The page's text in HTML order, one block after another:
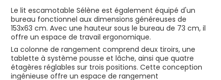
Le lit escamotable Sélène est également équipé d'un
bureau fonctionnel aux dimensions généreuses de
153x63 cm. Avec une hauteur sous le bureau de 73 cm, il
offre un espace de travail ergonomique.
La colonne de rangement comprend deux tiroirs, une
tablette à système pousse et lâche, ainsi que quatre
étagères réglables sur trois positions. Cette conception
ingénieuse offre un espace de rangement